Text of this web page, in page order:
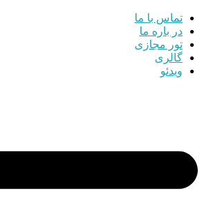
تماس با ما
در باره ما
تور مجازی
گالری
ویدئو